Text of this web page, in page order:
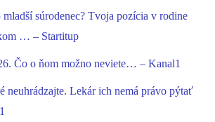
súrodenec? Tvoja pozícia v rodine
… – Startitup
Čo o ňom možno neviete… – Kanal1
neuhrádzajte. Lekár ich nemá právo pýtať